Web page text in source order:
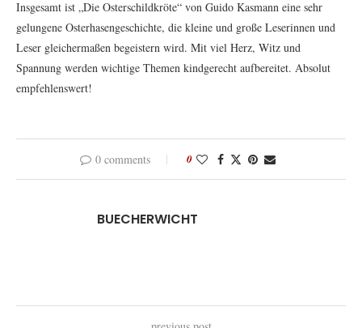
Insgesamt ist „Die Osterschildkröte“ von Guido Kasmann eine sehr
gelungene Osterhasengeschichte, die kleine und große Leserinnen und
Leser gleichermaßen begeistern wird. Mit viel Herz, Witz und
Spannung werden wichtige Themen kindgerecht aufbereitet. Absolut
empfehlenswert!
0 comments 0
BUECHERWICHT